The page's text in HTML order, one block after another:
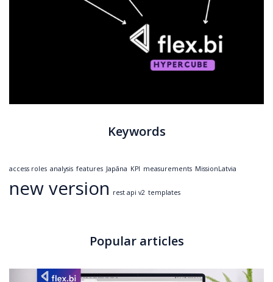
Keywords
access roles analysis features Japāna KPI measurements MissionLatvia
new version rest api v2 templates
Popular articles